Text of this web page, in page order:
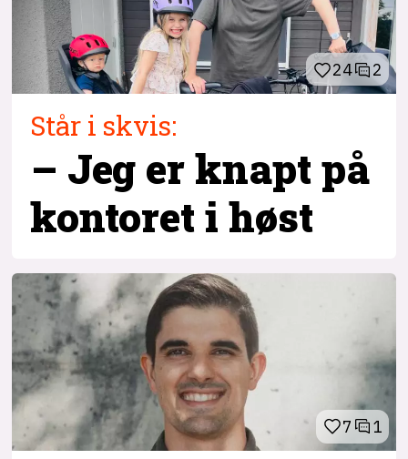
24 2
Står i skvis:
– Jeg er knapt på
kontoret i høst
7 1